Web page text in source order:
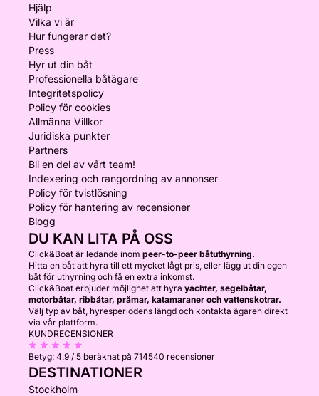
Hjälp
Vilka vi är
Hur fungerar det?
Press
Hyr ut din båt
Professionella båtägare
Integritetspolicy
Policy för cookies
Allmänna Villkor
Juridiska punkter
Partners
Bli en del av vårt team!
Indexering och rangordning av annonser
Policy för tvistlösning
Policy för hantering av recensioner
Blogg
DU KAN LITA PÅ OSS
Click&Boat är ledande inom peer-to-peer båtuthyrning.
Hitta en båt att hyra till ett mycket lågt pris, eller lägg ut din egen
båt för uthyrning och få en extra inkomst.
Click&Boat erbjuder möjlighet att hyra yachter, segelbåtar,
motorbåtar, ribbåtar, pråmar, katamaraner och vattenskotrar.
Välj typ av båt, hyresperiodens längd och kontakta ägaren direkt
via vår plattform.
KUNDRECENSIONER
Betyg: 4.9 / 5 beräknat på 714540 recensioner
DESTINATIONER
Stockholm